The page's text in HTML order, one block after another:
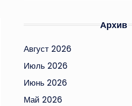
Архив
Август 2026
Июль 2026
Июнь 2026
Май 2026